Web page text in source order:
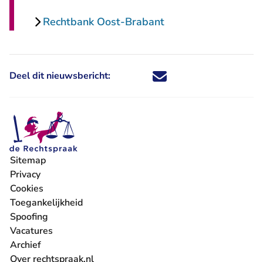
Rechtbank Oost-Brabant
Deel dit nieuwsbericht: Deel dit nieuwsbericht via X -
Deel dit nieuwsbericht via
Deel dit nieuwsbericht
Deel dit
Sitemap
Privacy
Cookies
Toegankelijkheid
Spoofing
Vacatures
- U verlaat Rechtspraak.nl
Archief
Over rechtspraak.nl